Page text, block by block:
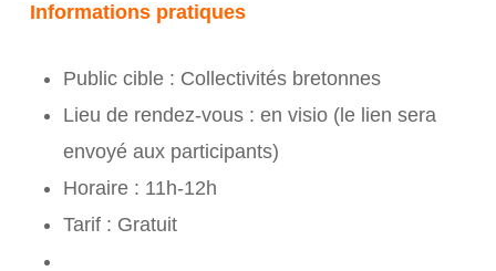
Informations pratiques
Public cible : Collectivités bretonnes
Lieu de rendez-vous : en visio (le lien sera
envoyé aux participants)
Horaire : 11h-12h
Tarif : Gratuit